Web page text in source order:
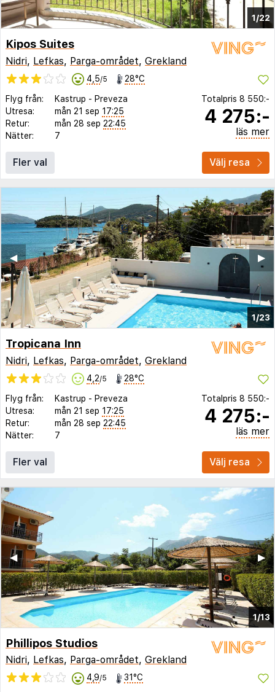
1/22
Kipos Suites
Nidri, Lefkas, Parga-området, Grekland
4,5/5 28°C
Flyg från: Kastrup - Preveza
Utresa:
mån 21 sep 17:25
Retur:
mån 28 sep 22:45
Nätter:
7
Totalpris 8 550:-
4 275:-
läs mer
Fler val Välj resa
1/23
▶︎
◀︎
Tropicana Inn
Nidri, Lefkas, Parga-området, Grekland
4,2/5 28°C
Flyg från: Kastrup - Preveza
Utresa:
mån 21 sep 17:25
Retur:
mån 28 sep 22:45
Nätter:
7
Totalpris 8 550:-
4 275:-
läs mer
Fler val Välj resa
1/13
▶︎
◀︎
Phillipos Studios
Nidri, Lefkas, Parga-området, Grekland
4,9/5 31°C